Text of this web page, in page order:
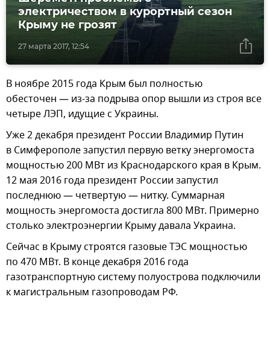
27 марта 2017, 12:54
электричеством в курортный сезон
Крыму не грозят
В ноябре 2015 года Крым был полностью
обесточен — из-за подрыва опор вышли из строя все
четыре ЛЭП, идущие с Украины.
Уже 2 декабря президент России Владимир Путин
в Симферополе запустил первую ветку энергомоста
мощностью 200 МВт из Краснодарского края в Крым.
12 мая 2016 года президент России запустил
последнюю — четвертую — нитку. Суммарная
мощность энергомоста достигла 800 МВт. Примерно
столько электроэнергии Крыму давала Украина.
Сейчас в Крыму строятся газовые ТЭС мощностью
по 470 МВт. В конце декабря 2016 года
газотранспортную систему полуострова подключили
к магистральным газопроводам РФ.